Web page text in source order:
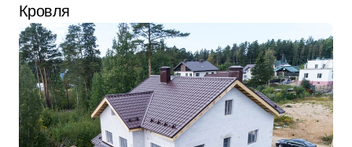
Кровля